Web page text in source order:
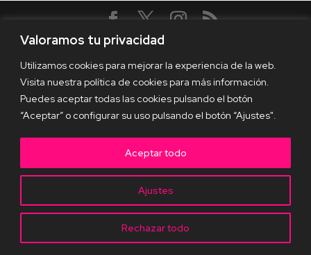
Valoramos tu privacidad
Utilizamos cookies para mejorar la experiencia de la web.
Visita nuestra política de cookies para más información.
Puedes aceptar todas las cookies pulsando el botón
“Aceptar” o configurar su uso pulsando el botón “Ajustes".
Ajustes
Rechazar todo
Aceptar todo
Diseñado porElegant Themes